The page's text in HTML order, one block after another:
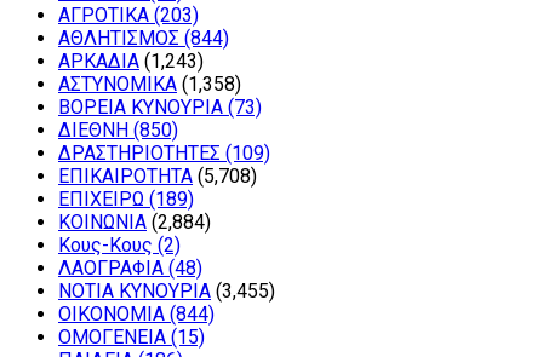
ΑΓΡΟΤΙΚΑ (203)
ΑΘΛΗΤΙΣΜΟΣ (844)
ΑΡΚΑΔΙΑ (1,243)
ΑΣΤΥΝΟΜΙΚΑ (1,358)
ΒΟΡΕΙΑ ΚΥΝΟΥΡΙΑ (73)
ΔΙΕΘΝΗ (850)
ΔΡΑΣΤΗΡΙΟΤΗΤΕΣ (109)
ΕΠΙΚΑΙΡΟΤΗΤΑ (5,708)
ΕΠΙΧΕΙΡΩ (189)
ΚΟΙΝΩΝΙΑ (2,884)
Κους-Κους (2)
ΛΑΟΓΡΑΦΙΑ (48)
ΝΟΤΙΑ ΚΥΝΟΥΡΙΑ (3,455)
ΟΙΚΟΝΟΜΙΑ (844)
ΟΜΟΓΕΝΕΙΑ (15)